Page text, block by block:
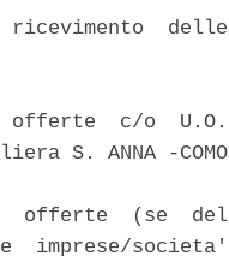
ricevimento  delle
c/o  U.O.
S. ANNA -COMO
offerte  (se  del
imprese/societa'